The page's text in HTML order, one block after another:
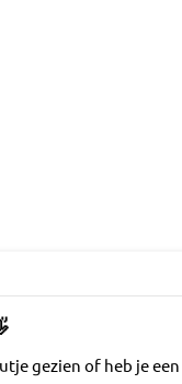
gezien of heb je een